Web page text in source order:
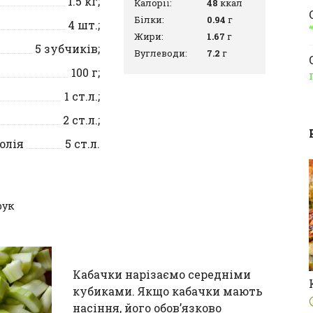
4 шт.;
5 зубчиків;
100 г;
1 ст.л.;
2 ст.л.;
5 ст.л.
Калорії: 48 ккал
Білки:
0.94 г
Жири:
1.67 г
Вуглеводи:
7.2 г
Кабачки нарізаємо середніми
кубиками. Якщо кабачки мають
насіння, його обов’язково